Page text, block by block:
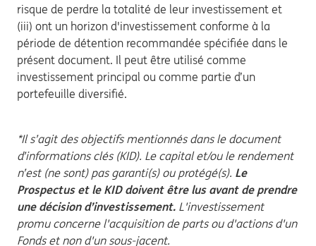
risque de perdre la totalité de leur investissement et
(iii) ont un horizon d'investissement conforme à la
période de détention recommandée spécifiée dans le
présent document. Il peut être utilisé comme
investissement principal ou comme partie d’un
portefeuille diversifié.
*Il s’agit des objectifs mentionnés dans le document
d’informations clés (KID). Le capital et/ou le rendement
n’est (ne sont) pas garanti(s) ou protégé(s). Le
Prospectus et le KID doivent être lus avant de prendre
une décision d’investissement. L'investissement
promu concerne l'acquisition de parts ou d'actions d'un
Fonds et non d'un sous-jacent.